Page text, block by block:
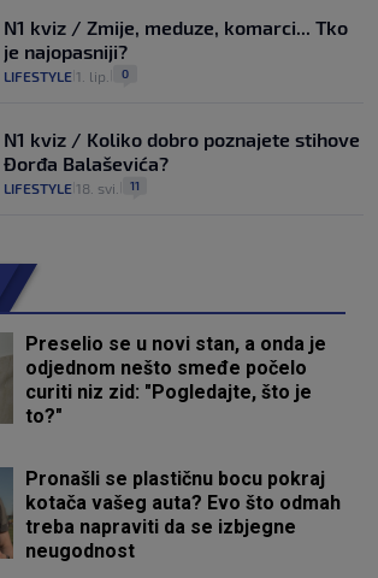
N1 kviz / Zmije, meduze, komarci... Tko
je najopasniji?
LIFESTYLE 1. lip. 0
N1 kviz / Koliko dobro poznajete stihove
Đorđa Balaševića?
LIFESTYLE 18. svi. 11
Preselio se u novi stan, a onda je
odjednom nešto smeđe počelo
curiti niz zid: "Pogledajte, što je
to?"
Pronašli se plastičnu bocu pokraj
kotača vašeg auta? Evo što odmah
treba napraviti da se izbjegne
neugodnost